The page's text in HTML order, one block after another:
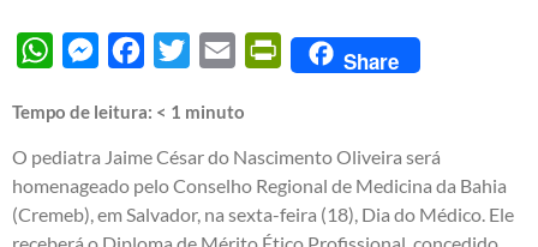
WhatsAppMessengerFacebook
Twitter Email PrintFriendly
Share
Tempo de leitura: < 1 minuto
O pediatra Jaime César do Nascimento Oliveira será
homenageado pelo Conselho Regional de Medicina da Bahia
(Cremeb), em Salvador, na sexta-feira (18), Dia do Médico. Ele
receberá o Diploma de Mérito Ético Profissional, concedido